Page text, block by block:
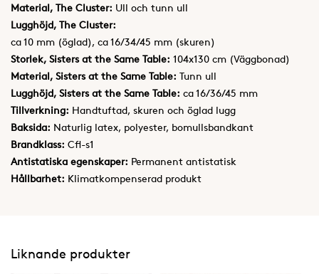
Material, The Cluster: Ull och tunn ull
Lugghöjd, The Cluster:
ca 10 mm (öglad), ca 16/34/45 mm (skuren)
Storlek, Sisters at the Same Table: 104x130 cm (Väggbonad)
Material, Sisters at the Same Table: Tunn ull
Lugghöjd, Sisters at the Same Table: ca 16/36/45 mm
Tillverkning: Handtuftad, skuren och öglad lugg
Baksida: Naturlig latex, polyester, bomullsbandkant
Brandklass: Cfl-s1
Antistatiska egenskaper: Permanent antistatisk
Hållbarhet: Klimatkompenserad produkt
Liknande produkter